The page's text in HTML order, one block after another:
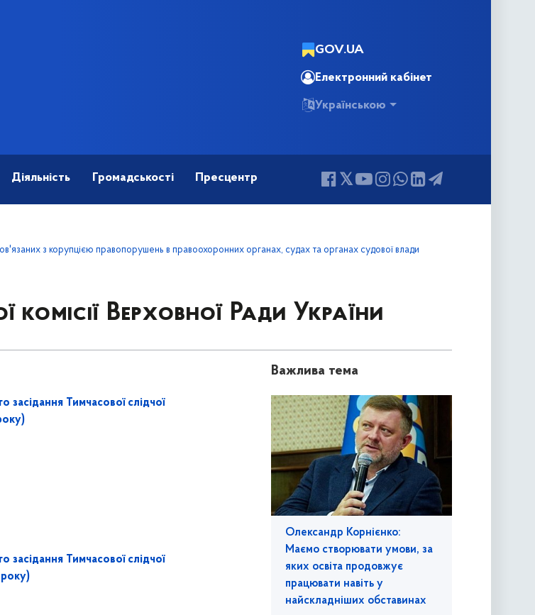
GOV.UA
Електронний кабінет
Українською
Діяльність Громадськості Пресцентр
з корупцією правопорушень в правоохоронних органах, судах та органах судової влади
комісії Верховної Ради України
засідання Тимчасової слідчої
засідання Тимчасової слідчої
року)
Важлива тема
Олександр Корнієнко:
Маємо створювати умови, за
яких освіта продовжує
працювати навіть у
найскладніших обставинах